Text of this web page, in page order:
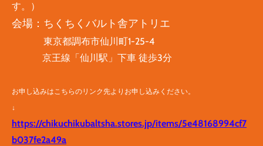
す。）
会場：ちくちくバルト舎アトリエ
東京都調布市仙川町1-25-4
京王線「仙川駅」下車 徒歩3分
お申し込みはこちらのリンク先よりお申し込みください。
↓
https://chikuchikubaltsha.stores.jp/items/5e48168994cf7
b037fe2a49a